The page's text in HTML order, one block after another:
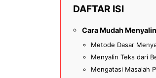
DAFTAR ISI
Cara Mudah
Metode Dasar
Menyalin Teks dari
Mengatasi Masalah